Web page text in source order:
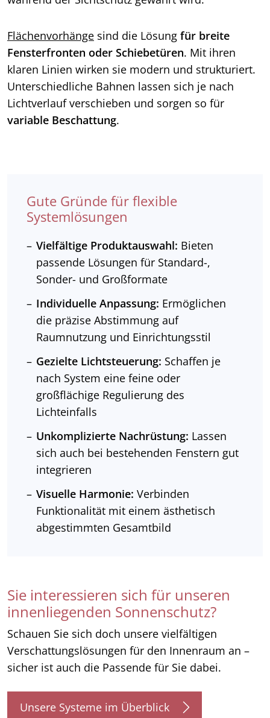
Flächenvorhänge sind die Lösung für breite
Fensterfronten oder Schiebetüren. Mit ihren
klaren Linien wirken sie modern und strukturiert.
Unterschiedliche Bahnen lassen sich je nach
Lichtverlauf verschieben und sorgen so für
variable Beschattung.
Gute Gründe für flexible
Systemlösungen
Vielfältige Produktauswahl: Bieten
passende Lösungen für Standard-,
Sonder- und Großformate
Individuelle Anpassung: Ermöglichen
die präzise Abstimmung auf
Raumnutzung und Einrichtungsstil
Gezielte Lichtsteuerung: Schaffen je
nach System eine feine oder
großflächige Regulierung des
Lichteinfalls
Unkomplizierte Nachrüstung: Lassen
sich auch bei bestehenden Fenstern gut
integrieren
Visuelle Harmonie: Verbinden
Funktionalität mit einem ästhetisch
abgestimmten Gesamtbild
Sie interessieren sich für unseren
innenliegenden Sonnenschutz?
Schauen Sie sich doch unsere vielfältigen
Verschattungslösungen für den Innenraum an –
sicher ist auch die Passende für Sie dabei.
Unsere Systeme im Überblick